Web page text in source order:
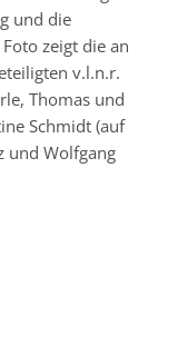
und die
zeigt die an
v.l.n.r.
Thomas und
Schmidt (auf
und Wolfgang